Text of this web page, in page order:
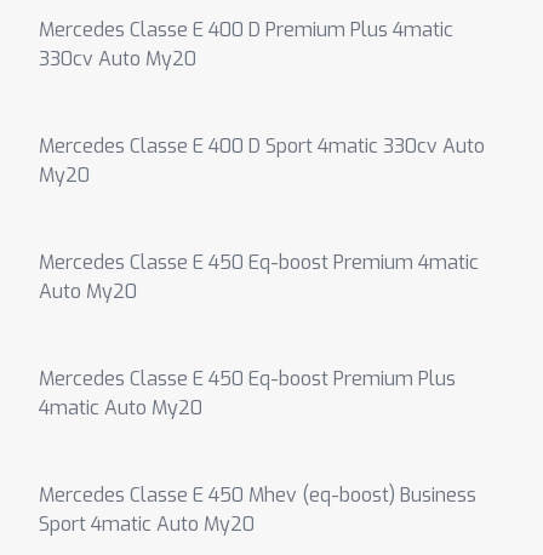
Mercedes Classe E 400 D Premium Plus 4matic
330cv Auto My20
Mercedes Classe E 400 D Sport 4matic 330cv Auto
My20
Mercedes Classe E 450 Eq-boost Premium 4matic
Auto My20
Mercedes Classe E 450 Eq-boost Premium Plus
4matic Auto My20
Mercedes Classe E 450 Mhev (eq-boost) Business
Sport 4matic Auto My20